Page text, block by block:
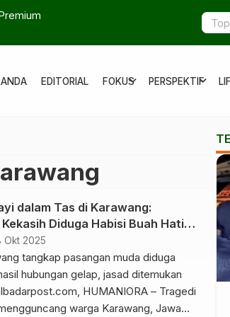
Dijaga
Azhari
EDITORIAL FOKUS
expand_more PERSPEKTIF
expand_more
dalam Tas di Karawang:
Diduga Habisi Buah Hati
Gelap
Okt 2025
tangkap pasangan muda diduga
hubungan gelap, jasad ditemukan
HUMANIORA – Tragedi
warga Karawang, Jawa